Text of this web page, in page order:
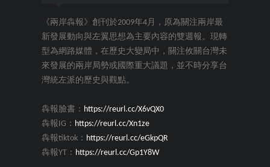
《兩岸犇報》創刊於2009年4月，原為關注兩岸最
新發展動向與左翼思想為主要內容的雙週報。現轉
型為網路媒體，在歷史大變局中，關注攸關台灣未
來發展的兩岸局勢或國際重大議題，並不時分享台
灣統左派的歷史與觀點。
犇報臉書： https://reurl.cc/X6vQX0
犇報IG： https://reurl.cc/Xn1ze
犇報tiktok： https://reurl.cc/eGkpQR
犇報YT： https://reurl.cc/Gp1Y8W